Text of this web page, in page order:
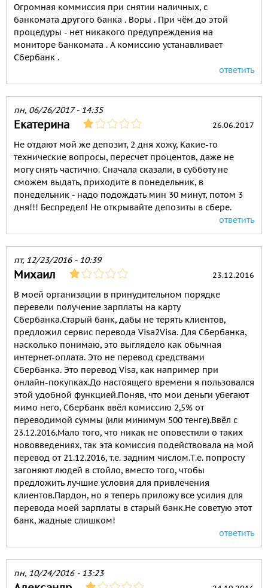
Огромная коммиссия при снятии наличных, с
банкомата другого банка . Воры . При чём до этой
процедуры - нет никакого предупреждения на
мониторе банкомата . А комиссию устанавливает
Сбербанк .
ответить
пн, 06/26/2017 - 14:35
Екатерина 26.06.2017
Не отдают мой же депозит, 2 дня хожу, Какие-то
технические вопросы, пересчет процентов, даже не
могу снять частично. Сначала сказали, в субботу не
сможем выдать, приходите в понедельник, в
понедельник - надо подождать мин 30 минут, потом 3
дня!!! Беспредел! Не открывайте депозиты в сбере.
ответить
пт, 12/23/2016 - 10:39
Михаил 23.12.2016
В моей организации в принудительном порядке
перевели получение зарплаты на карту
Сбербанка.Старый банк, дабы не терять клиентов,
предложил сервис перевода Visa2Visa. Для Сбербанка,
насколько понимаю, это выглядело как обычная
интернет-оплата. Это не перевод средствами
Сбербанка. Это перевод Visa, как например при
онлайн-покупках.До настоящего времени я пользовался
этой удобной функцией.Поняв, что мои деньги убегают
мимо него, Сбербанк ввёл комиссию 2,5% от
переводимой суммы (или минимум 500 тенге).Ввёл с
23.12.2016.Мало того, что никак не оповестили о таких
нововведениях, так эта комиссия подействовала на мой
перевод от 21.12.2016, т.е. задним числом.Т.е. попросту
загоняют людей в стойло, вместо того, чтобы
предложить лучшие условия для привлечения
клиентов.Пардон, но я теперь приложу все усилия для
перевода моей зарплаты в старый банк.Не советую этот
банк, жадные слишком!
ответить
пн, 10/24/2016 - 13:23